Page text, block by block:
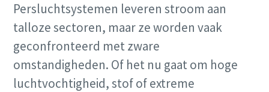
Persluchtsystemen leveren stroom aan
talloze sectoren, maar ze worden vaak
geconfronteerd met zware
omstandigheden. Of het nu gaat om hoge
luchtvochtigheid, stof of extreme